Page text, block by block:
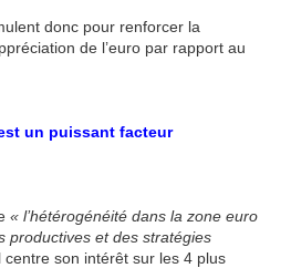
donc pour renforcer la
de l’euro par rapport au
un puissant facteur
« l’hétérogénéité dans la zone euro
productives et des stratégies
centre son intérêt sur les 4 plus